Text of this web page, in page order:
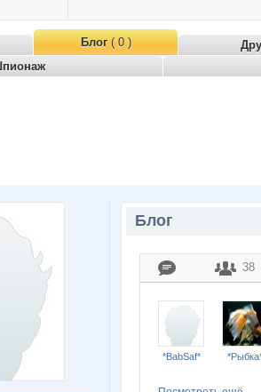
Блог( 0 )
Блог
38
*BabSaf*